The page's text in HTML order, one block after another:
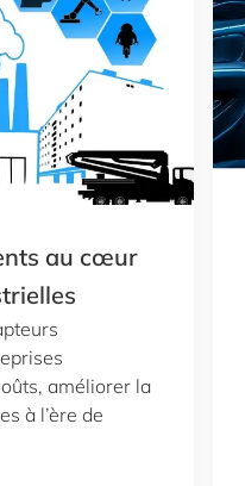
au cœur
améliorer la
à l’ère de